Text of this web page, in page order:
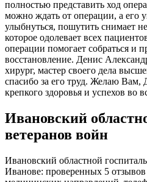
полностью представить ход
можно ждать от операции, а его
улыбнуться, пошутить снимает
которое одолевает всех
операции помогает собраться и
восстановление. Денис
хирург, мастер своего дела
спасибо за его труд. Желаю Вам,
крепкого здоровья и успехов во
Ивановский
ветеранов войн
Ивановский областной
Иванове: проверенных 5